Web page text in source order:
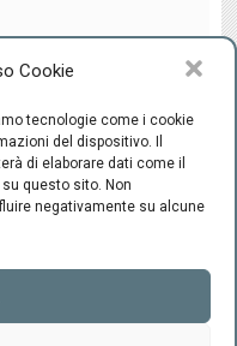
Cookie
tecnologie come i cookie
del dispositivo. Il
di elaborare dati come il
questo sito. Non
negativamente su alcune
"il Ponte" - C.F.
Policy-Privacy